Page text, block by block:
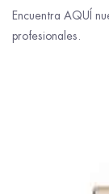
Encuentra AQUÍ
profesionales.